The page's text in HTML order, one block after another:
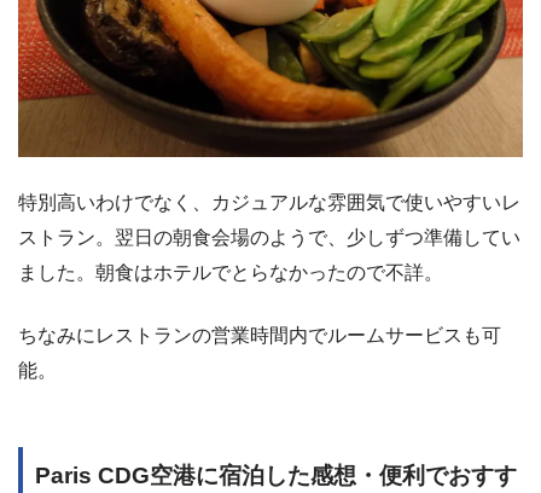
特別高いわけでなく、カジュアルな雰囲気で使いやすいレ
ストラン。翌日の朝食会場のようで、少しずつ準備してい
ました。朝食はホテルでとらなかったので不詳。
ちなみにレストランの営業時間内でルームサービスも可
能。
Paris CDG空港に宿泊した感想・便利でおすす